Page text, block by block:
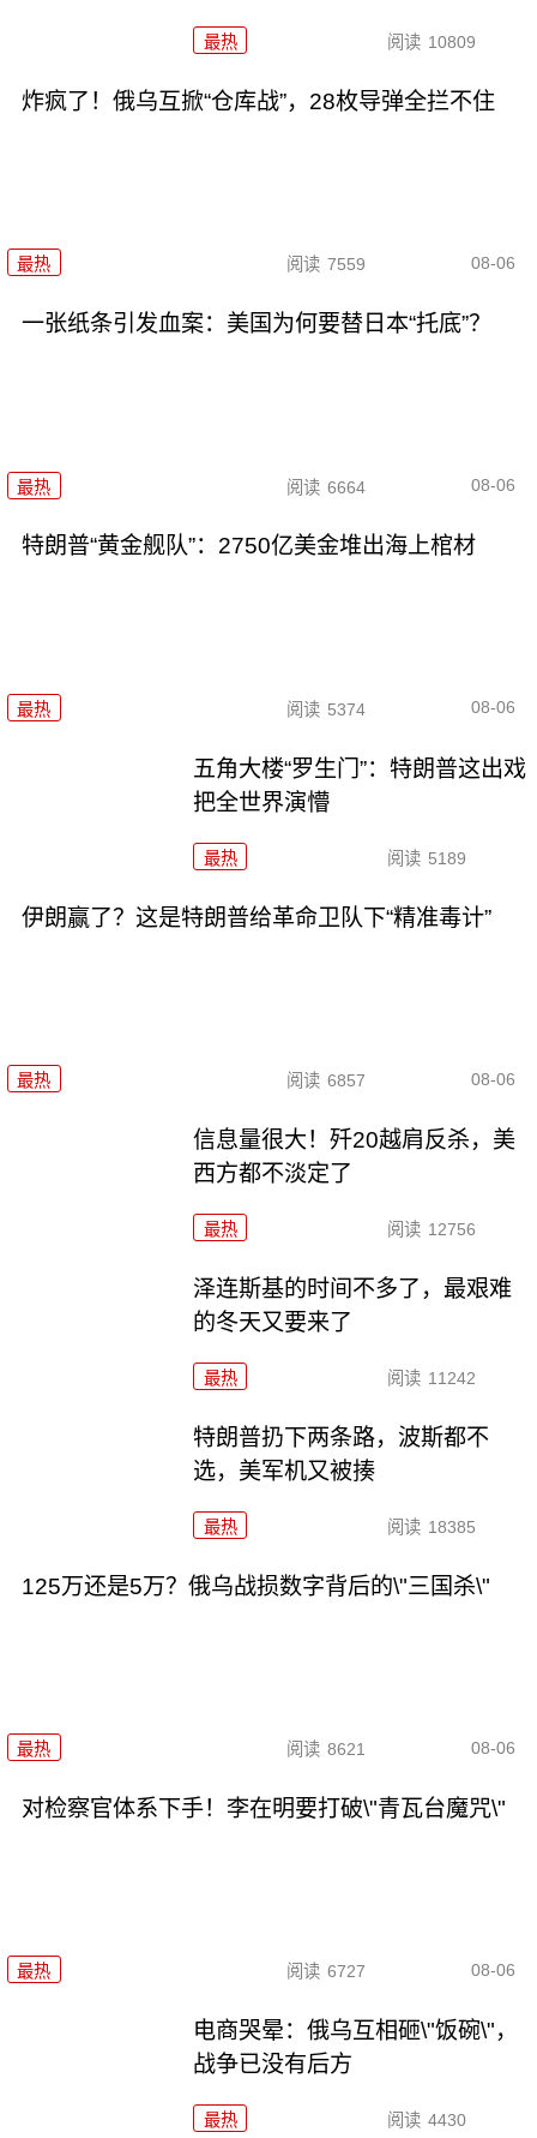
最热 阅读 10809
炸疯了！俄乌互掀“仓库战”，28枚导弹全拦不住
最热 阅读 7559 08-06
一张纸条引发血案：美国为何要替日本“托底”？
最热 阅读 6664 08-06
特朗普“黄金舰队”：2750亿美金堆出海上棺材
最热 阅读 5374 08-06
五角大楼“罗生门”：特朗普这出戏
把全世界演懵
最热 阅读 5189
伊朗赢了？这是特朗普给革命卫队下“精准毒计”
最热 阅读 6857 08-06
信息量很大！歼20越肩反杀，美
西方都不淡定了
最热 阅读 12756
泽连斯基的时间不多了，最艰难
的冬天又要来了
最热 阅读 11242
特朗普扔下两条路，波斯都不
选，美军机又被揍
最热 阅读 18385
125万还是5万？俄乌战损数字背后的\"三国杀\"
最热 阅读 8621 08-06
对检察官体系下手！李在明要打破\"青瓦台魔咒\"
最热 阅读 6727 08-06
电商哭晕：俄乌互相砸\"饭碗\"，
战争已没有后方
最热 阅读 4430